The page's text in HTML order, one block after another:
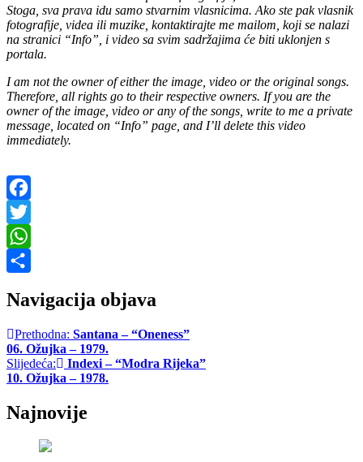
Stoga, sva prava idu samo stvarnim vlasnicima. Ako ste pak vlasnik
fotografije, videa ili muzike, kontaktirajte me mailom, koji se nalazi
na stranici “Info”, i video sa svim sadržajima će biti uklonjen s
portala.
I am not the owner of either the image, video or the original songs.
Therefore, all rights go to their respective owners. If you are the
owner of the image, video or any of the songs, write to me a private
message, located on “Info” page, and I’ll delete this video
immediately.
Facebook
Twitter
WhatsApp
Navigacija objava
Prethodna: Santana – “Oneness”
06. Ožujka – 1979.
Slijedeća:
Indexi – “Modra Rijeka”
10. Ožujka – 1978.
Najnovije